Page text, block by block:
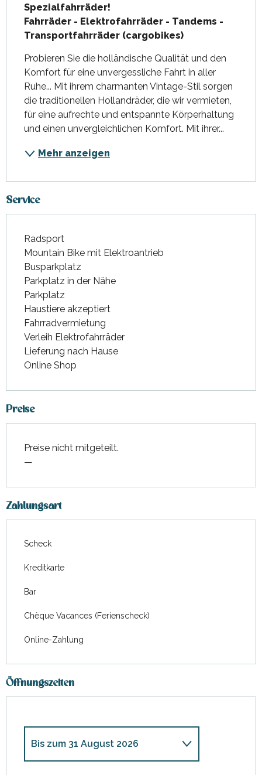
Spezialfahrräder!
Fahrräder - Elektrofahrräder - Tandems -
Transportfahrräder (cargobikes)
Probieren Sie die holländische Qualität und den
Komfort für eine unvergessliche Fahrt in aller
Ruhe... Mit ihrem charmanten Vintage-Stil sorgen
die traditionellen Hollandräder, die wir vermieten,
für eine aufrechte und entspannte Körperhaltung
und einen unvergleichlichen Komfort. Mit ihrer...
Mehr anzeigen
Service
Radsport
Mountain Bike mit Elektroantrieb
Busparkplatz
Parkplatz in der Nähe
Parkplatz
Haustiere akzeptiert
Fahrradvermietung
Verleih Elektrofahrräder
Lieferung nach Hause
Online Shop
Preise
Preise nicht mitgeteilt.
—
Zahlungsart
Scheck
Kreditkarte
Bar
Chèque Vacances (Ferienscheck)
Online-Zahlung
Öffnungszeiten
Bis zum 31 August 2026